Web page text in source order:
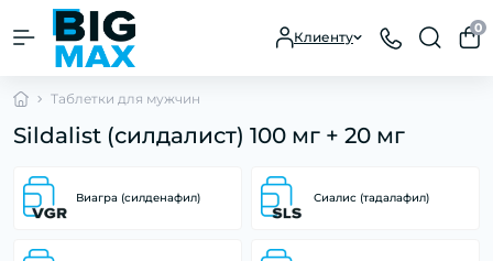
Клиенту
0
Таблетки для мужчин
Sildalist (силдалист) 100 мг + 20 мг
Виагра (силденафил) Сиалис (тадалафил)